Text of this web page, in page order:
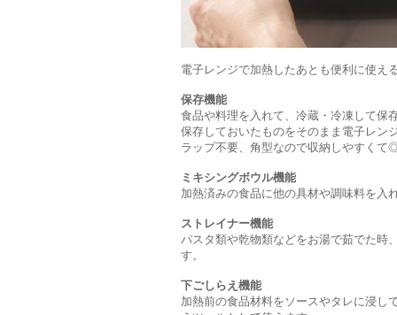
電子レンジで加熱したあとも便利に使え
保存機能
食品や料理を入れて、冷蔵・冷凍して保
保存しておいたものをそのまま電子レン
ラップ不要、角型なので収納しやすくて
ミキシングボウル機能
加熱済みの食品に他の具材や調味料を入
ストレイナー機能
パスタ類や乾物類などをお湯で茹でた時
す。
下ごしらえ機能
加熱前の食品材料をソースやタレに浸し